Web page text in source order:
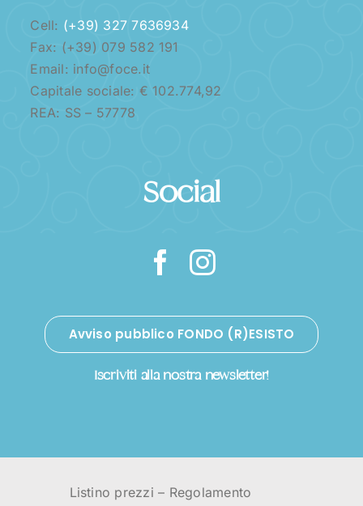
Cell: (+39) 327 7636934
Fax: (+39) 079 582 191
Email: info@foce.it
Capitale sociale: € 102.774,92
REA: SS – 57778
Social
Avviso pubblico FONDO (R)ESISTO
Iscriviti alla nostra newsletter!
Listino prezzi – Regolamento